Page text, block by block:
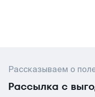
Рассказываем о
Рассылка с